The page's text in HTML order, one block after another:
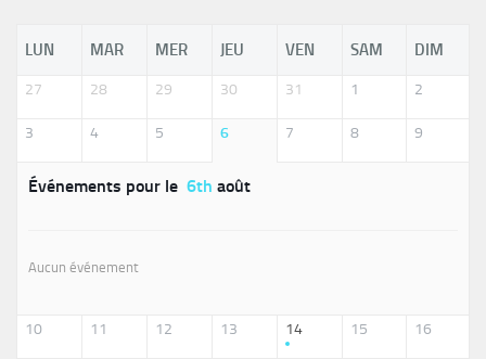
LUN MAR MER JEU VEN SAM DIM
27 28 29 30 31 1 2
3 4 5 6 7 8 9
Événements pour le 6th août
Aucun événement
10 11 12 13 14 15 16